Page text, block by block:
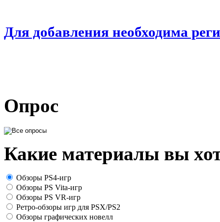
Для добавления необходима
Опрос
Какие материалы вы
Обзоры PS4-игр
Обзоры PS Vita-игр
Обзоры PS VR-игр
Ретро-обзоры игр для PSX/PS2
Обзоры графических новелл